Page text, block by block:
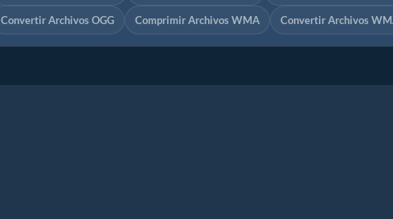
Convertir Archivos OGG Comprimir Archivos WMA Convertir Archivos